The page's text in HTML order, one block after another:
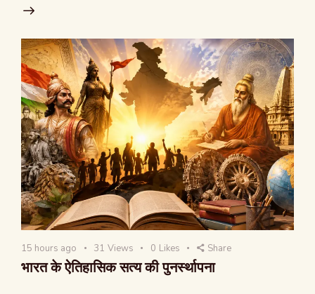
15 hours ago 31 Views 0 Likes Share
भारत के ऐतिहासिक सत्य की पुनर्स्थापना